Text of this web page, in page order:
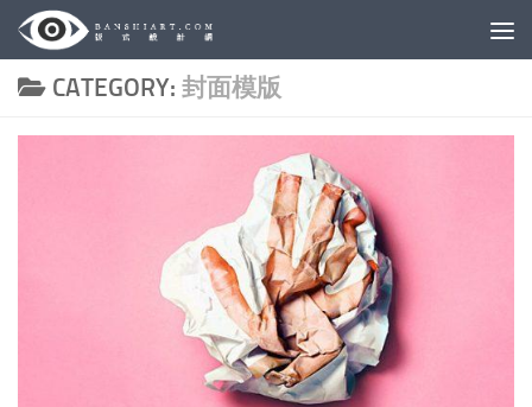
Skip to content
CATEGORY: 封面模版